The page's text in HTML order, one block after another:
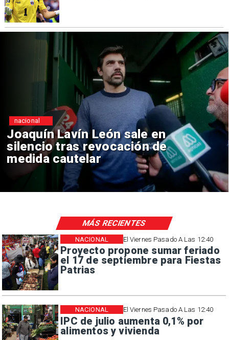
Chile y Venezuela formalizan
reinicio de relaciones
consulares
nacional
El Viernes Pasado A Las 12:40
Proyecto propone sumar feriado
el 17 de septiembre para Fiestas
Patrias
NACIONAL
El Viernes Pasado A Las 12:40
IPC de julio aumenta 0,1% por
alimentos y vivienda
NACIONAL
MÁS RECIENTES